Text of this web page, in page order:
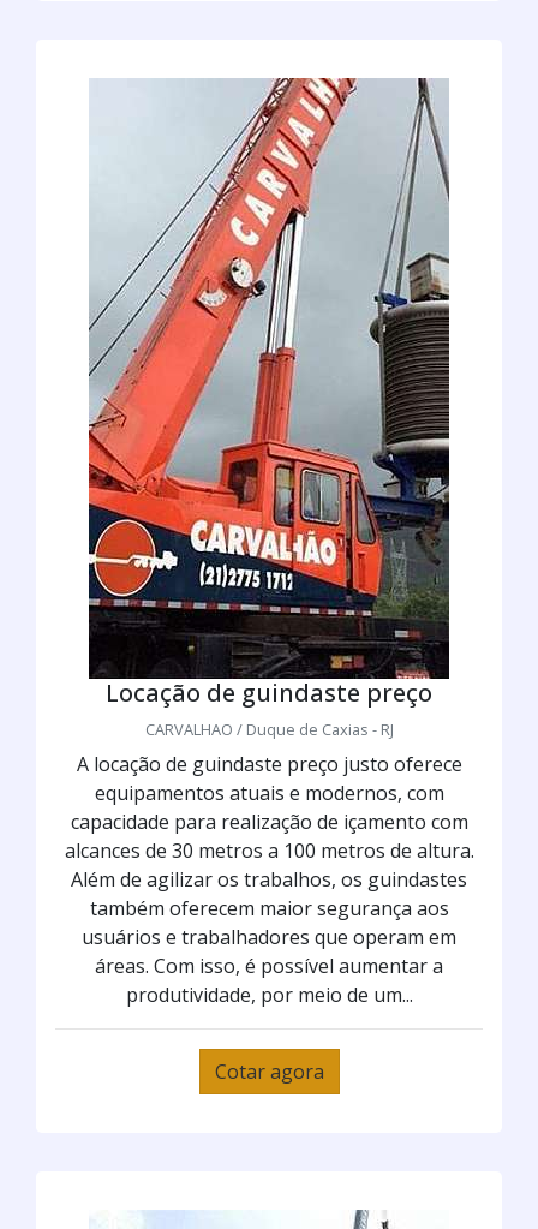
Locação de guindaste preço
CARVALHAO / Duque de Caxias - RJ
A locação de guindaste preço justo oferece
equipamentos atuais e modernos, com
capacidade para realização de içamento com
alcances de 30 metros a 100 metros de altura.
Além de agilizar os trabalhos, os guindastes
também oferecem maior segurança aos
usuários e trabalhadores que operam em
áreas. Com isso, é possível aumentar a
produtividade, por meio de um...
Cotar agora